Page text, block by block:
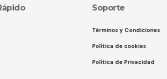
Soporte
Términos y Condiciones
Política de cookies
Política de Privacidad